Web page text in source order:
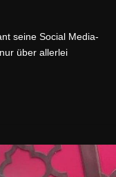
seine Social Media-
über allerlei